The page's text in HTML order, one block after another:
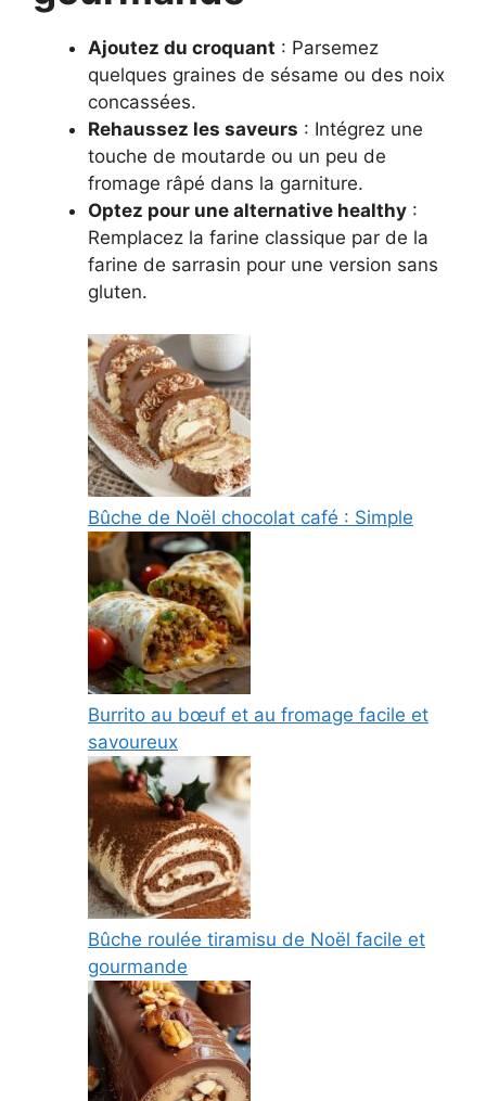
Ajoutez du croquant : Parsemez
quelques graines de sésame ou des noix
concassées.
Rehaussez les saveurs : Intégrez une
touche de moutarde ou un peu de
fromage râpé dans la garniture.
Optez pour une alternative healthy :
Remplacez la farine classique par de la
farine de sarrasin pour une version sans
gluten.
Bûche de Noël chocolat café : Simple
Burrito au bœuf et au fromage facile et
savoureux
Bûche roulée tiramisu de Noël facile et
gourmande